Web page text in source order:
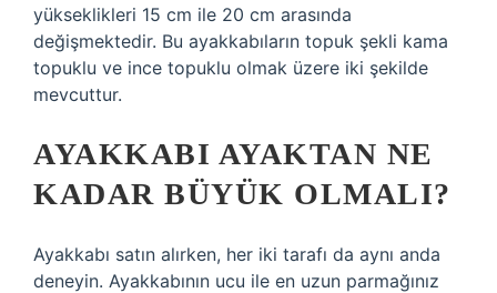
yükseklikleri 15 cm ile 20 cm arasında
değişmektedir. Bu ayakkabıların topuk şekli kama
topuklu ve ince topuklu olmak üzere iki şekilde
mevcuttur.
AYAKKABI AYAKTAN NE
KADAR BÜYÜK OLMALI?
Ayakkabı satın alırken, her iki tarafı da aynı anda
deneyin. Ayakkabının ucu ile en uzun parmağınız